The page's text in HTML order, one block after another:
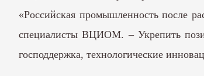
«Российская промышленность после
специалисты ВЦИОМ. – Укрепить
господдержка, технологические